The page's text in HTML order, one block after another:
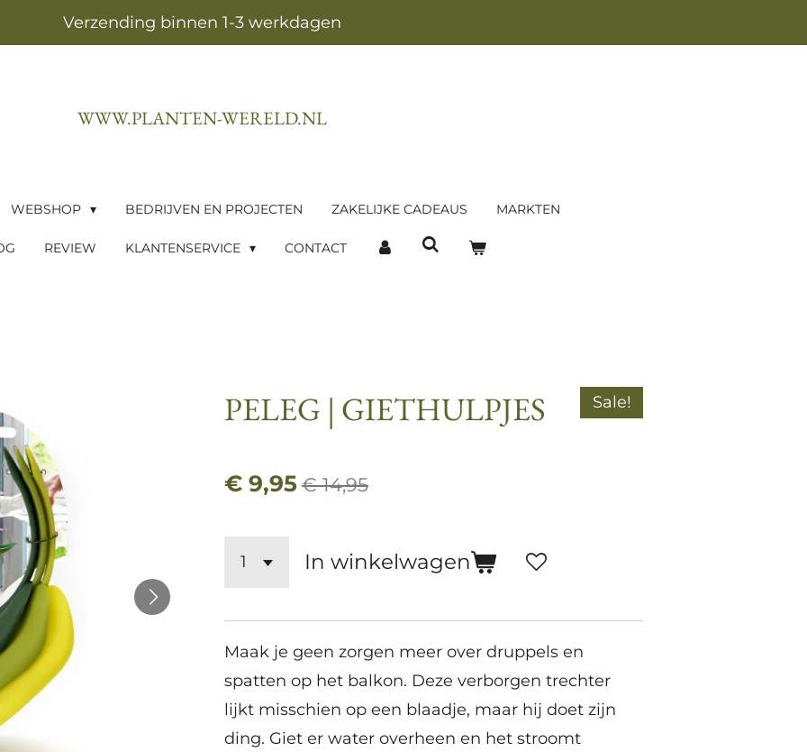
Verzending binnen 1-3 werkdagen
WWW.PLANTEN-WERELD.NL
WEBSHOP BEDRIJVEN EN PROJECTEN ZAKELIJKE CADEAUS MARKTEN
REVIEW KLANTENSERVICE CONTACT
PELEG | GIETHULPJES Sale!
€ 9,95€ 14,95
In winkelwagen
Maak je geen zorgen meer over druppels en
spatten op het balkon. Deze verborgen trechter
lijkt misschien op een blaadje, maar hij doet zijn
ding. Giet er water overheen en het stroomt